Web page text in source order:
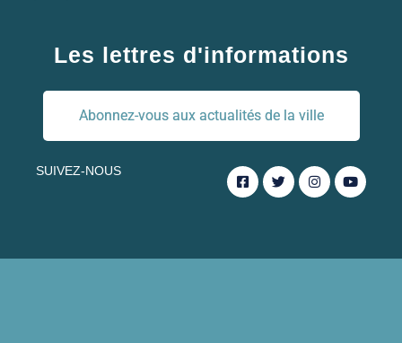
Les lettres d'informations
Abonnez-vous aux actualités de la ville
SUIVEZ-NOUS